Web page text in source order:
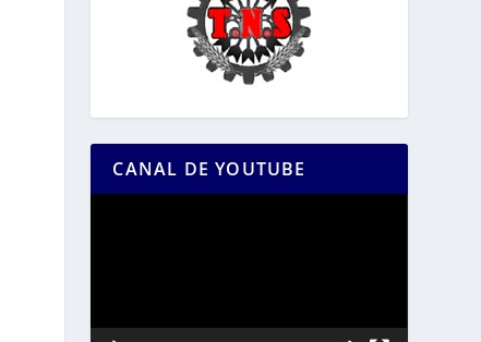
CANAL DE YOUTUBE